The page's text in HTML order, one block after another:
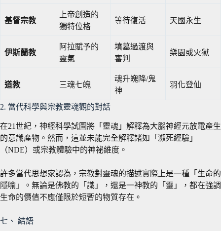
基督宗教
上帝創造的
獨特位格
等待復活 天國永生
伊斯蘭教
阿拉賦予的
靈氣
墳墓過渡與
審判
樂園或火獄
道教 三魂七魄
魂升魄降/鬼
神
羽化登仙
2. 當代科學與宗教靈魂觀的對話
在21世紀，神經科學試圖將「靈魂」解釋為大腦神經元放電產生
的意識產物。然而，這並未能完全解釋諸如「瀕死經驗」
（NDE）或宗教體驗中的神祕維度。
許多當代思想家認為，宗教對靈魂的描述實際上是一種「生命的
隱喻」。無論是佛教的「識」，還是一神教的「靈」，都在強調
生命的價值不應僅限於短暫的物質存在。
七、 結語